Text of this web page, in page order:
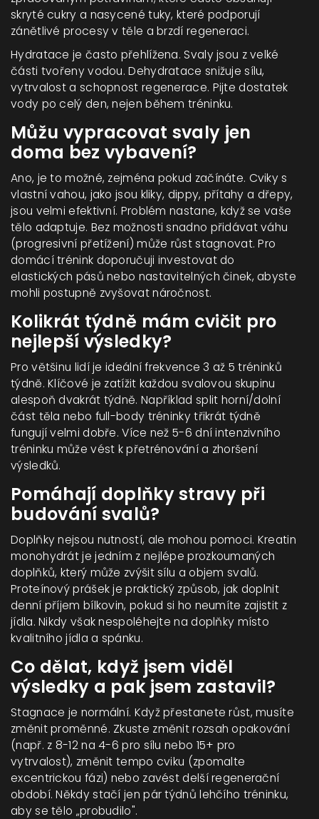
skryté cukry a nasycené tuky, které podporují
zánětlivé procesy v těle a brzdí regeneraci.
Hydratace je často přehlížena. Svaly jsou z velké
části tvořeny vodou. Dehydratace snižuje sílu,
vytrvalost a schopnost regenerace. Pijte dostatek
vody po celý den, nejen během tréninku.
Můžu vypracovat svaly jen
doma bez vybavení?
Ano, je to možné, zejména pokud začínáte. Cviky s
vlastní vahou, jako jsou kliky, dippy, přítahy a dřepy,
jsou velmi efektivní. Problém nastane, když se vaše
tělo adaptuje. Bez možnosti snadno přidávat váhu
(progresivní přetížení) může růst stagnovat. Pro
domácí trénink doporučuji investovat do
elastických pásů nebo nastavitelných činek, abyste
mohli postupně zvyšovat náročnost.
Kolikrát týdně mám cvičit pro
nejlepší výsledky?
Pro většinu lidí je ideální frekvence 3 až 5 tréninků
týdně. Klíčové je zatížit každou svalovou skupinu
alespoň dvakrát týdně. Například split horní/dolní
část těla nebo full-body tréninky třikrát týdně
fungují velmi dobře. Více než 5-6 dní intenzivního
tréninku může vést k přetrénování a zhoršení
výsledků.
Pomáhají doplňky stravy při
budování svalů?
Doplňky nejsou nutností, ale mohou pomoci. Kreatin
monohydrát je jedním z nejlépe prozkoumaných
doplňků, který může zvýšit sílu a objem svalů.
Proteínový prášek je praktický způsob, jak doplnit
denní příjem bílkovin, pokud si ho neumíte zajistit z
jídla. Nikdy však nespoléhejte na doplňky místo
kvalitního jídla a spánku.
Co dělat, když jsem viděl
výsledky a pak jsem zastavil?
Stagnace je normální. Když přestanete růst, musíte
změnit proměnné. Zkuste změnit rozsah opakování
(např. z 8-12 na 4-6 pro sílu nebo 15+ pro
vytrvalost), změnit tempo cviku (zpomalte
excentrickou fázi) nebo zavést delší regenerační
období. Někdy stačí jen pár týdnů lehčího tréninku,
aby se tělo „probudilo".